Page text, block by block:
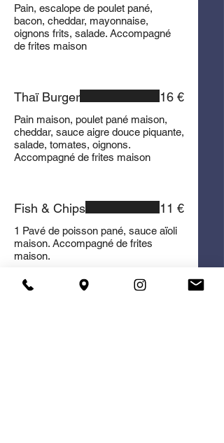
Pain, escalope de poulet pané,
bacon, cheddar, mayonnaise,
oignons frits, salade. Accompagné
de frites maison
Thaï Burger
Pain maison, poulet pané maison,
cheddar, sauce aigre douce piquante,
salade, tomates, oignons.
Accompagné de frites maison
16 €
Fish & Chips
1 Pavé de poisson pané, sauce aïoli
maison. Accompagné de frites
maison.
11 €